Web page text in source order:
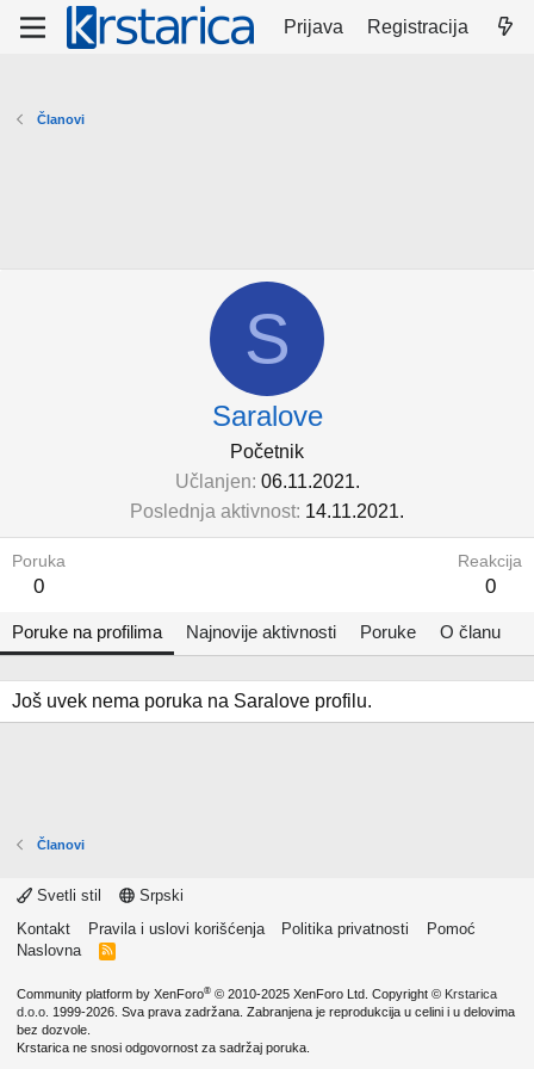
Prijava Registracija
Članovi
S
Saralove
Početnik
Učlanjen 06.11.2021.
Poslednja aktivnost 14.11.2021.
Poruka
0
Reakcija
0
Poruke na profilima Najnovije aktivnosti Poruke O članu
Još uvek nema poruka na Saralove profilu.
Članovi
Svetli stil
Srpski
Kontakt
Pravila i uslovi korišćenja Politika privatnosti
Pomoć
Naslovna
R
Community platform by XenForo® © 2010-2025 XenForo Ltd. Copyright © Krstarica
d.o.o. 1999-2026. Sva prava zadržana. Zabranjena je reprodukcija u celini i u delovima
bez dozvole.
Krstarica ne snosi odgovornost za sadržaj poruka.